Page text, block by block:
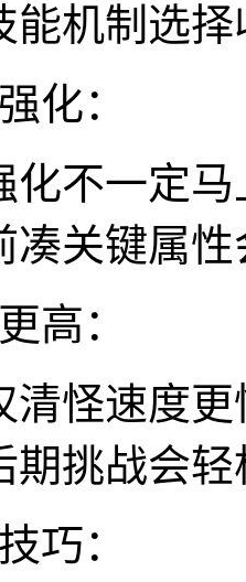
能机制选
化：
化不一定
凑关键属
高：
清怪速度
期挑战会
巧：